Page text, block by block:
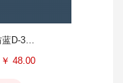
直接混纺蓝D-3GL
￥ 48.00